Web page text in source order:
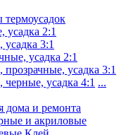
усадка 2:1
3:1
усадка 2:1
усадка 3:1
усадка 4:1 ...
дома и ремонта
и акриловые